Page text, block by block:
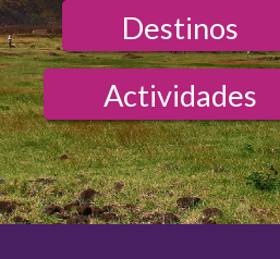
Destinos
Actividades